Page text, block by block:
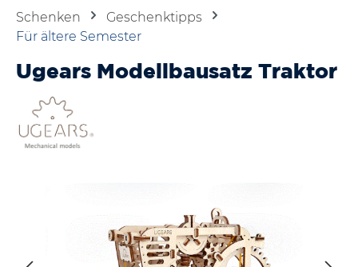
Schenken
Geschenktipps
Für ältere Semester
Ugears Modellbausatz Traktor